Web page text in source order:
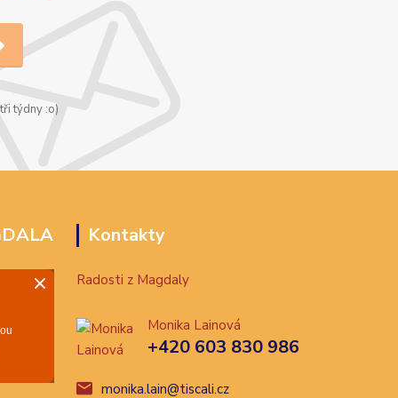
týdny :o)
Kontakty
Radosti z Magdaly
Monika Lainová
+420 603 830 986
monika.lain@tiscali.cz